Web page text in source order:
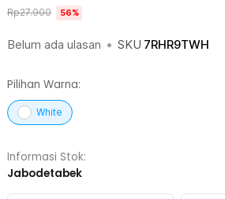
Belum ada ulasan • SKU 7RHR9TWH
Rp27.900 56%
Pilihan Warna:
White
Informasi Stok:
Jabodetabek